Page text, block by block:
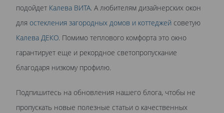
подойдет Калева ВИТА. А любителям дизайнерских окон
для остекления загородных домов и коттеджей советую
Калева ДЕКО. Помимо теплового комфорта это окно
гарантирует еще и рекордное светопропускание
благодаря низкому профилю.
Подпишитесь на обновления нашего блога, чтобы не
пропускать новые полезные статьи о качественных